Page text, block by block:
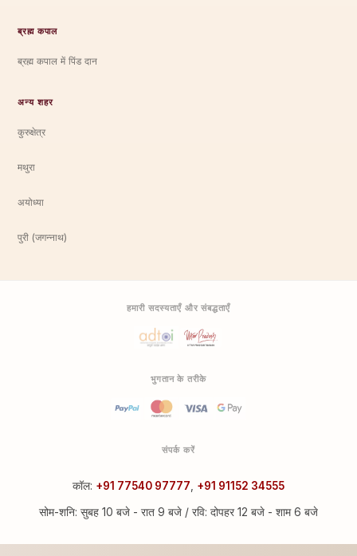
ब्रह्म कपाल
ब्रह्म कपाल में पिंड दान
अन्य शहर
कुरुक्षेत्र
मथुरा
अयोध्या
पुरी (जगन्नाथ)
हमारी सदस्यताएँ और संबद्धताएँ
भुगतान के तरीके
संपर्क करें
कॉल: +91 77540 97777 +91 91152 34555
सोम-शनि: सुबह 10 बजे - रात 9 बजे / रवि: दोपहर 12 बजे - शाम 6 बजे